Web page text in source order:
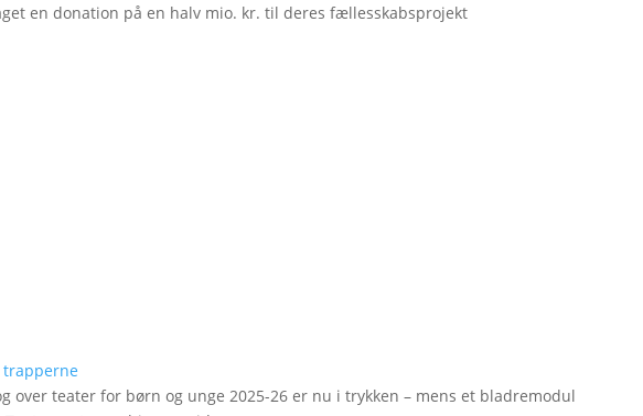
en donation på en halv mio. kr. til deres fællesskabsprojekt
trapperne
over teater for børn og unge 2025-26 er nu i trykken – mens et bladremodul